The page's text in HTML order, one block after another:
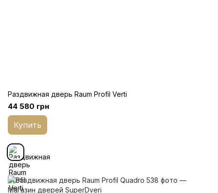
Раздвижная дверь Raum Profil Verti
44 580 грн
Купить